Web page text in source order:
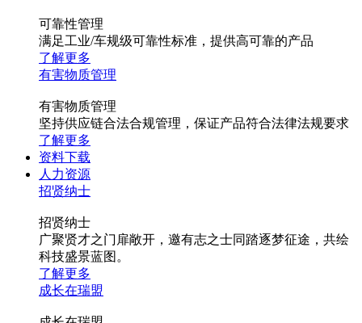
可靠性管理
满足工业/车规级可靠性标准，提供高可靠的产品
了解更多
有害物质管理
有害物质管理
坚持供应链合法合规管理，保证产品符合法律法规要求
了解更多
资料下载
人力资源
招贤纳士
招贤纳士
广聚贤才之门扉敞开，邀有志之士同踏逐梦征途，共绘
科技盛景蓝图。
了解更多
成长在瑞盟